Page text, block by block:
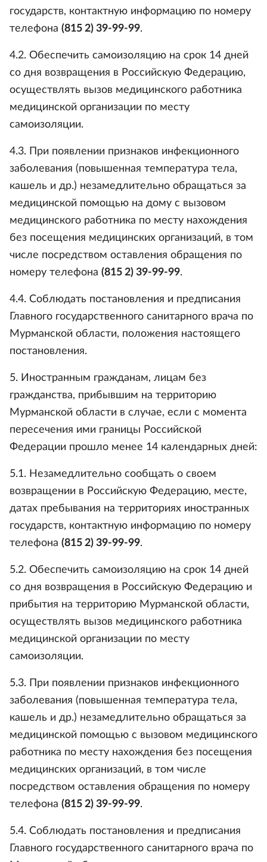
государств, контактную информацию по номеру
телефона (815 2) 39-99-99.
4.2. Обеспечить самоизоляцию на срок 14 дней
со дня возвращения в Российскую Федерацию,
осуществлять вызов медицинского работника
медицинской организации по месту
самоизоляции.
4.3. При появлении признаков инфекционного
заболевания (повышенная температура тела,
кашель и др.) незамедлительно обращаться за
медицинской помощью на дому с вызовом
медицинского работника по месту нахождения
без посещения медицинских организаций, в том
числе посредством оставления обращения по
номеру телефона (815 2) 39-99-99.
4.4. Соблюдать постановления и предписания
Главного государственного санитарного врача по
Мурманской области, положения настоящего
постановления.
5. Иностранным гражданам, лицам без
гражданства, прибывшим на территорию
Мурманской области в случае, если с момента
пересечения ими границы Российской
Федерации прошло менее 14 календарных дней:
5.1. Незамедлительно сообщать о своем
возвращении в Российскую Федерацию, месте,
датах пребывания на территориях иностранных
государств, контактную информацию по номеру
телефона (815 2) 39-99-99.
5.2. Обеспечить самоизоляцию на срок 14 дней
со дня возвращения в Российскую Федерацию и
прибытия на территорию Мурманской области,
осуществлять вызов медицинского работника
медицинской организации по месту
самоизоляции.
5.3. При появлении признаков инфекционного
заболевания (повышенная температура тела,
кашель и др.) незамедлительно обращаться за
медицинской помощью с вызовом медицинского
работника по месту нахождения без посещения
медицинских организаций, в том числе
посредством оставления обращения по номеру
телефона (815 2) 39-99-99.
5.4. Соблюдать постановления и предписания
Главного государственного санитарного врача по